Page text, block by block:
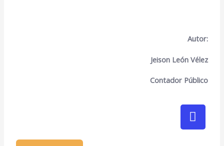
Autor:
Jeison León Vélez
Contador Público